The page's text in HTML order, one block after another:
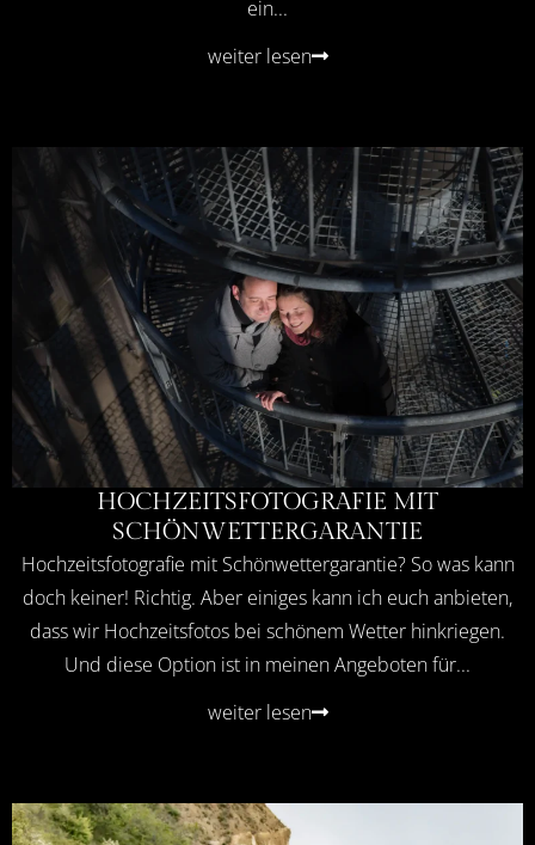
ein...
weiter lesen
HOCHZEITSFOTOGRAFIE MIT
SCHÖNWETTERGARANTIE
Hochzeitsfotografie mit Schönwettergarantie? So was kann
doch keiner! Richtig. Aber einiges kann ich euch anbieten,
dass wir Hochzeitsfotos bei schönem Wetter hinkriegen.
Und diese Option ist in meinen Angeboten für...
weiter lesen